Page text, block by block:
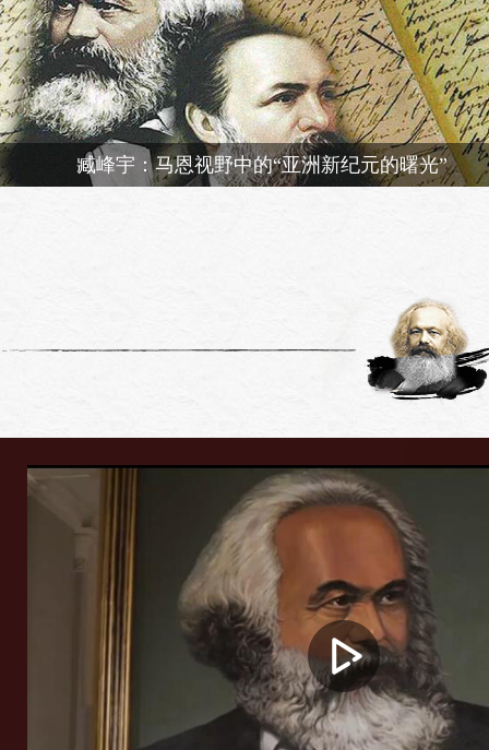
臧峰宇：马恩视野中的“亚洲新纪元的曙光”
你知道《共产党宣言》，听过《资本
论》，“马克思主义”更是与我们的生活息息相
关。但除了成就，在朝着目标一路狂奔的路
上，他经历了多少磨难，你又是否知道呢？